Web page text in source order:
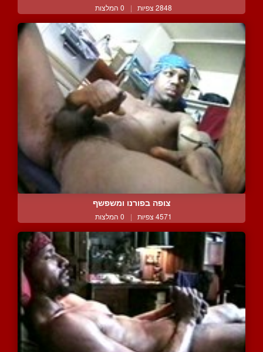
2848 צפיות | 0 המלצות
צופה בפורנו ומשפשף
4571 צפיות | 0 המלצות